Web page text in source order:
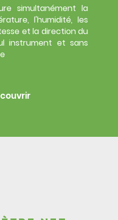
simultanémentla
l'humidité, les
et la direction du
instrument et sans